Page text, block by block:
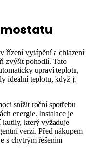
řízení vytápění a chlazení
zvýšit pohodlí. Tato
upraví teplotu,
ideální teplotu, když ji
snížit roční spotřebu
energie. Instalace je
kutily, který vyžaduje
verzi. Před nákupem
s chytrým řešením